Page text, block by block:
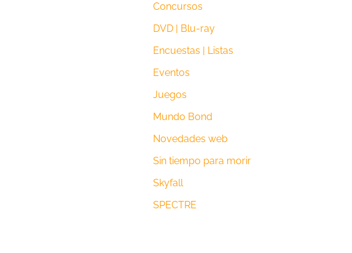
Concursos
DVD | Blu-ray
Encuestas | Listas
Eventos
Juegos
Mundo Bond
Novedades web
Sin tiempo para morir
Skyfall
SPECTRE